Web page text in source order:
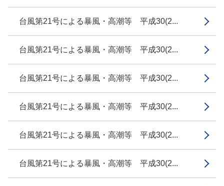
台風第21号による暴風・高潮等 平成30(2...
台風第21号による暴風・高潮等 平成30(2...
台風第21号による暴風・高潮等 平成30(2...
台風第21号による暴風・高潮等 平成30(2...
台風第21号による暴風・高潮等 平成30(2...
台風第21号による暴風・高潮等 平成30(2...